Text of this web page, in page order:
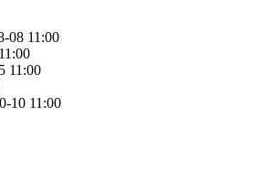
08 11:00
11:00
10 11:00